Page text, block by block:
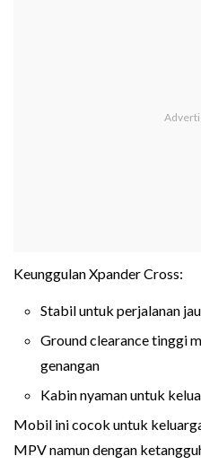
Keunggulan Xpander Cross:
Stabil untuk perjalanan
Ground clearance tinggi
genangan
Kabin nyaman untuk
Mobil ini cocok untuk
MPV namun dengan